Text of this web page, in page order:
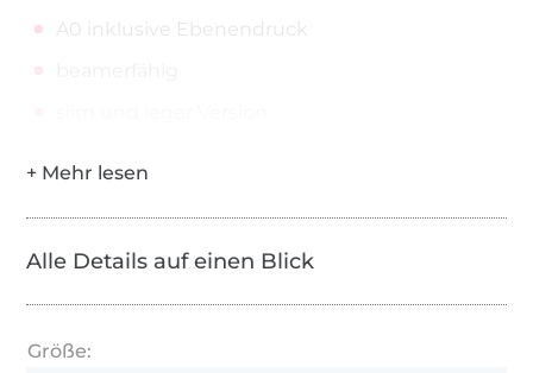
A0 inklusive Ebenendruck
Alle Details auf einen Blick
Größe: